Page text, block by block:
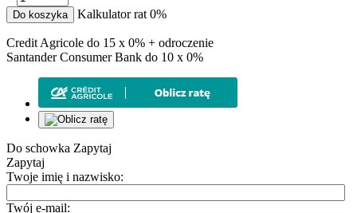
Do koszyka Kalkulator rat 0%
Credit Agricole do 15 x 0% + odroczenie
Santander Consumer Bank do 10 x 0%
Do schowka Zapytaj
Zapytaj
Twoje imię i nazwisko:
Twój e-mail: